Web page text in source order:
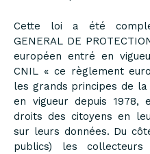
Cette loi a été
GENERAL DE
européen entré en
CNIL « ce règlement
les grands principes de
en vigueur depuis 1978,
droits des citoyens en
sur leurs données. Du
publics) les